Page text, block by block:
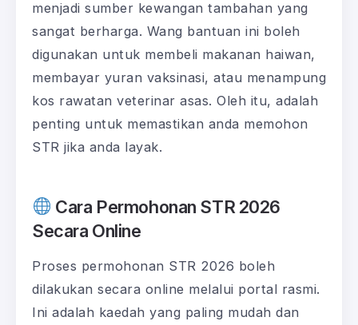
menjadi sumber kewangan tambahan yang
sangat berharga. Wang bantuan ini boleh
digunakan untuk membeli makanan haiwan,
membayar yuran vaksinasi, atau menampung
kos rawatan veterinar asas. Oleh itu, adalah
penting untuk memastikan anda memohon
STR jika anda layak.
Cara Permohonan STR 2026
Secara Online
Proses permohonan STR 2026 boleh
dilakukan secara online melalui portal rasmi.
Ini adalah kaedah yang paling mudah dan